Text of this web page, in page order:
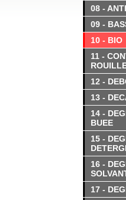
08 -
09 -
10 - BIO
11 -
12 -
13 -
14 -
BUEE
15 -
16 -
17 -